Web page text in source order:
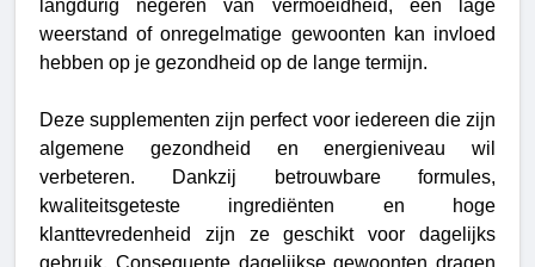
langdurig negeren van vermoeidheid, een lage
weerstand of onregelmatige gewoonten kan invloed
hebben op je gezondheid op de lange termijn.
Deze supplementen zijn perfect voor iedereen die zijn
algemene gezondheid en energieniveau wil
verbeteren. Dankzij betrouwbare formules,
kwaliteitsgeteste ingrediënten en hoge
klanttevredenheid zijn ze geschikt voor dagelijks